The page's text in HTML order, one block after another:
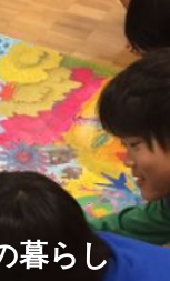
暮らし Next